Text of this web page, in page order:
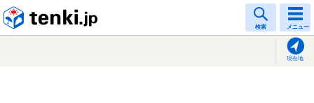
検索 メニュー
現在地